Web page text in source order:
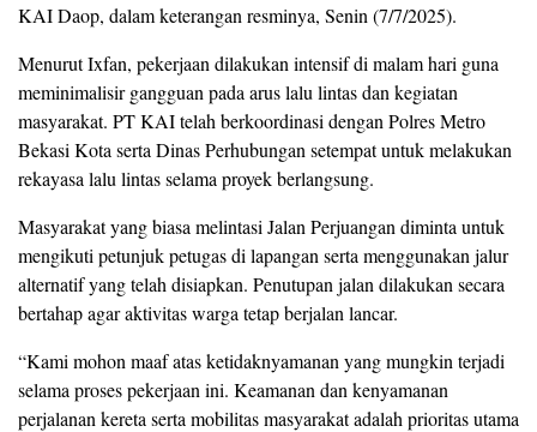
KAI Daop, dalam keterangan resminya, Senin (7/7/2025).
Menurut Ixfan, pekerjaan dilakukan intensif di malam hari guna
meminimalisir gangguan pada arus lalu lintas dan kegiatan
masyarakat. PT KAI telah berkoordinasi dengan Polres Metro
Bekasi Kota serta Dinas Perhubungan setempat untuk melakukan
rekayasa lalu lintas selama proyek berlangsung.
Masyarakat yang biasa melintasi Jalan Perjuangan diminta untuk
mengikuti petunjuk petugas di lapangan serta menggunakan jalur
alternatif yang telah disiapkan. Penutupan jalan dilakukan secara
bertahap agar aktivitas warga tetap berjalan lancar.
“Kami mohon maaf atas ketidaknyamanan yang mungkin terjadi
selama proses pekerjaan ini. Keamanan dan kenyamanan
perjalanan kereta serta mobilitas masyarakat adalah prioritas utama